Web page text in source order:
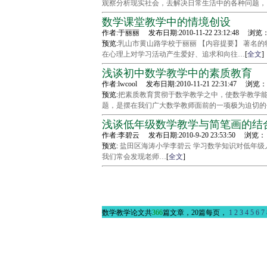
观察分析现实社会，去解决日常生活中的各种问题
数学课堂教学中的情境创设
作者:于丽丽 发布日期:2010-11-22 23:12:48 浏览
预览:乳山市黄山路学校于丽丽 【内容提要】 著名
在心理上对学习活动产生爱好、追求和向往…[全文]
浅谈初中数学教学中的素质教育
作者:lwcool 发布日期:2010-11-21 22:31:47 浏览：
预览:把素质教育贯彻于数学教学之中，使数学教学
题，是摆在我们广大数学教师面前的一项极为迫切
浅谈低年级数学教学与简笔画的结
作者:李碧云 发布日期:2010-9-20 23:53:50 浏览：
预览: 盐田区海涛小学李碧云 学习数学知识对低年
我们常会发现老师…[全文]
数学教学论文共366篇文章，20篇每页， 1 2 3 4 5 6 7